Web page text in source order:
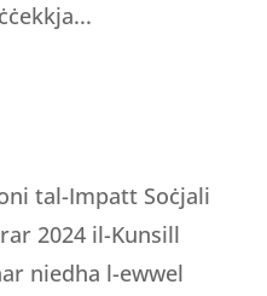
tal-Impatt Soċjali
2024 il-Kunsill
niedha l-ewwel